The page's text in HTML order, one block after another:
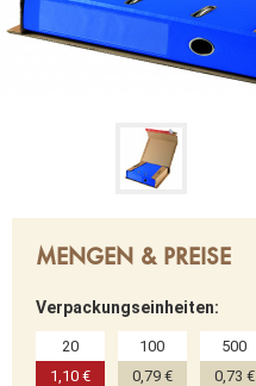
MENGEN & PREISE
Verpackungseinheiten:
20
1,10 €
100
0,79 €
500
0,73 €